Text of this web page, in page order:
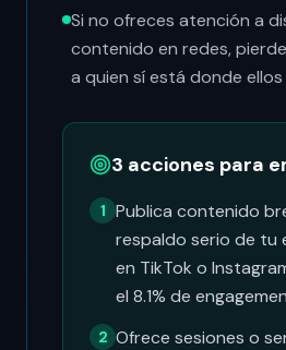
Si no ofreces atención a
contenido en redes,
a quien sí está donde ellos
3 acciones para
1 Publica contenido
respaldo serio de tu
en TikTok o
el 8.1% de
2 Ofrece sesiones o